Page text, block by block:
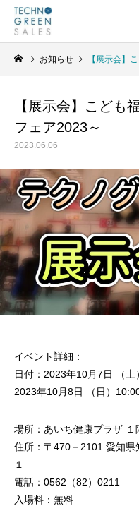
お知らせ 【展示会】
【展示会】こども
フェア2023～
2023.06.06
イベント詳細：
日付：2023年10月7日 （
2023年10月8日 （日）
場所：あいち健康プラザ １
住所：〒470－2101 愛知
１
電話：0562（82）0211
入場料：無料